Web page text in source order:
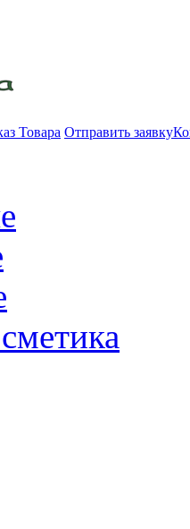
Товара Отправить заявку